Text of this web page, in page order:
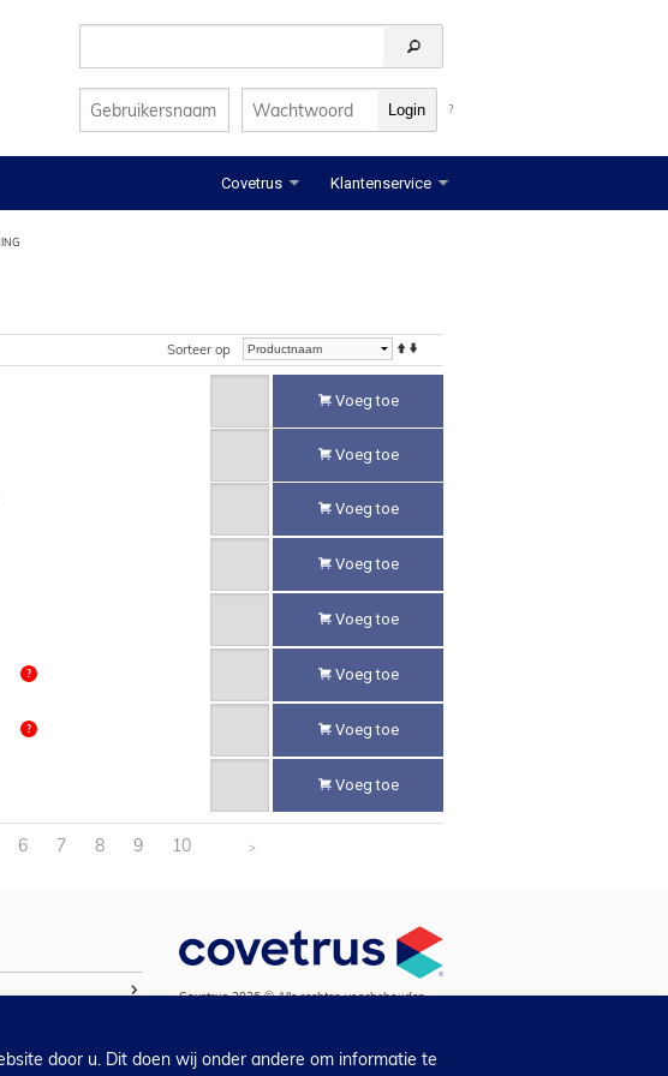
?
Covetrus Klantenservice
Sorteer op
Voeg toe
Voeg toe
Voeg toe
Voeg toe
Voeg toe
? Voeg toe
? Voeg toe
Voeg toe
6 7 8 9 10 >
Covetrus 2026 © Alle rechten voorbehouden.
door u. Dit doen wij onder andere om informatie te